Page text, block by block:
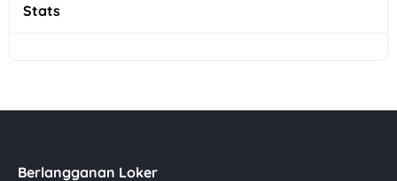
Stats
Berlangganan Loker